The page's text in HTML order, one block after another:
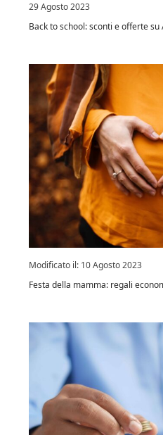
29 Agosto 2023
Back to school: sconti e offerte
Modificato il: 10 Agosto 2023
Festa della mamma: regali